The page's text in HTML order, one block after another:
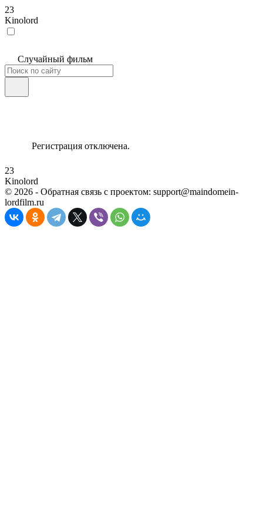
23
Kinolord
Случайный фильм
Регистрация отключена.
23
Kinolord
© 2026 - Обратная связь с проектом: support@maindomein-
lordfilm.ru